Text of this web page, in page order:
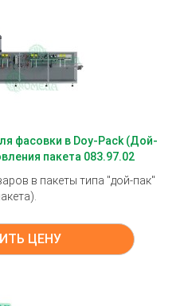
фасовки в Doy-Pack (Дой-
пакета 083.97.02
в пакеты типа "дой-пак"
ЦЕНУ